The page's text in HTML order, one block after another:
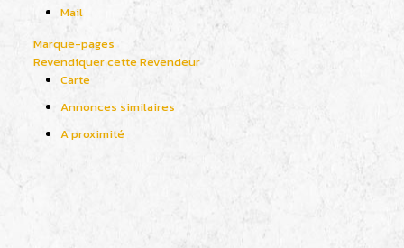
Mail
Marque-pages
Revendiquer cette Revendeur
Carte
Annonces similaires
A proximité